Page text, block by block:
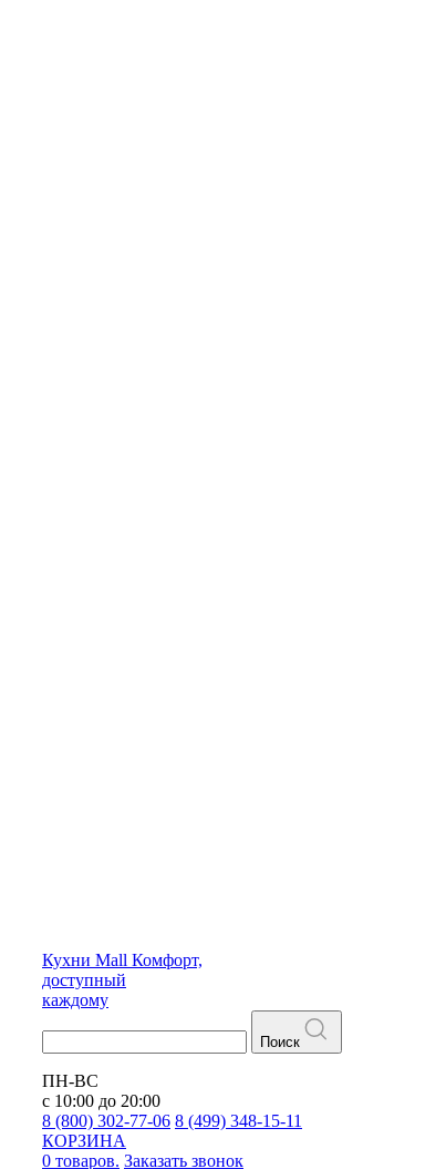
Кухни Mall Комфорт,
доступный
каждому
Поиск
ПН-ВС
с 10:00 до 20:00
8 (800) 302-77-06 8 (499) 348-15-11
КОРЗИНА
0 товаров. Заказать звонок